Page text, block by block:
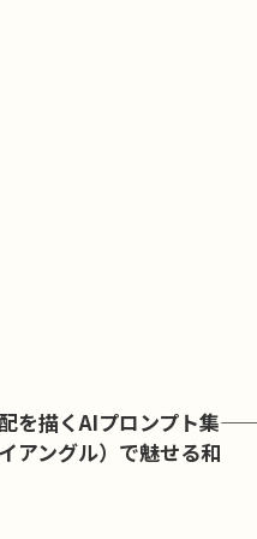
を描くAIプロンプト集――
アングル）で魅せる和